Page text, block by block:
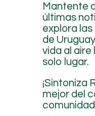
Mantente
últimas
explora
de
vida al aire
solo lugar.
¡Sintoniza
mejor del